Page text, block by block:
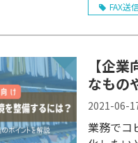
FAX送
【企
なもの
2021-06-
業務でコ